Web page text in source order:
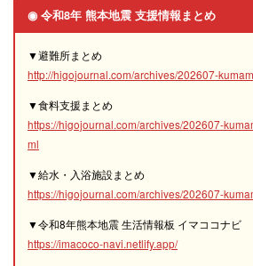
◉ 令和8年 熊本地震 支援情報まとめ
▼避難所まとめ
http://higojournal.com/archives/202607-
▼食料支援まとめ
https://higojournal.com/archives/202607-
ml
▼給水・入浴施設まとめ
https://higojournal.com/archives/202607-
▼令和8年熊本地震 生活情報板 イマココナビ
https://imacoco-navi.netlify.app/